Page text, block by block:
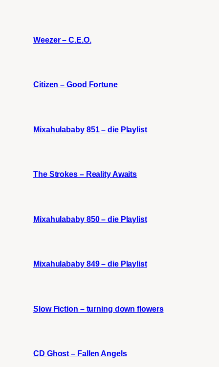
Weezer – C.E.O.
Citizen – Good Fortune
Mixahulababy 851 – die Playlist
The Strokes – Reality Awaits
Mixahulababy 850 – die Playlist
Mixahulababy 849 – die Playlist
Slow Fiction – turning down flowers
CD Ghost – Fallen Angels